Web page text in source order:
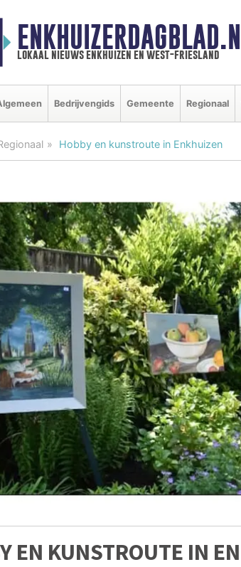
lokaal nieuws enkhuizen en west-friesland
Bedrijvengids Gemeente Regionaal
Hobby en kunstroute in Enkhuizen
EN KUNSTROUTE IN